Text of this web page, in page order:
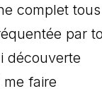
complet tous
par
découverte
faire